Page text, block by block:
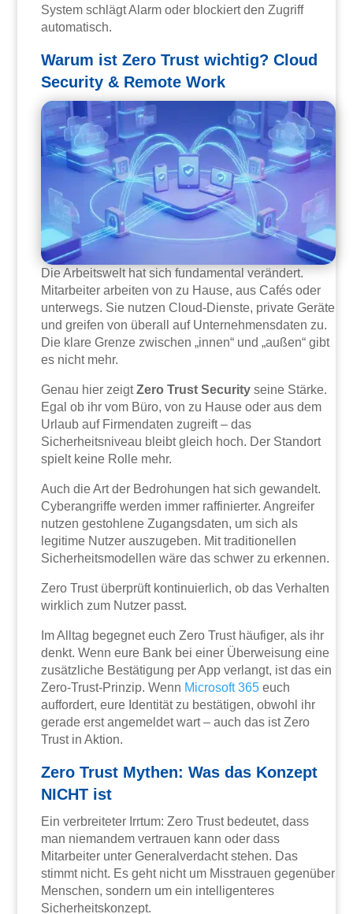
System schlägt Alarm oder blockiert den Zugriff
automatisch.
Warum ist Zero Trust wichtig? Cloud
Security & Remote Work
Die Arbeitswelt hat sich fundamental verändert.
Mitarbeiter arbeiten von zu Hause, aus Cafés oder
unterwegs. Sie nutzen Cloud-Dienste, private Geräte
und greifen von überall auf Unternehmensdaten zu.
Die klare Grenze zwischen „innen“ und „außen“ gibt
es nicht mehr.
Genau hier zeigtZero Trust Security seine Stärke.
Egal ob ihr vom Büro, von zu Hause oder aus dem
Urlaub auf Firmendaten zugreift – das
Sicherheitsniveau bleibt gleich hoch. Der Standort
spielt keine Rolle mehr.
Auch die Art der Bedrohungen hat sich gewandelt.
Cyberangriffe werden immer raffinierter. Angreifer
nutzen gestohlene Zugangsdaten, um sich als
legitime Nutzer auszugeben. Mit traditionellen
Sicherheitsmodellen wäre das schwer zu erkennen.
Zero Trust überprüft kontinuierlich, ob das Verhalten
wirklich zum Nutzer passt.
Im Alltag begegnet euch Zero Trust häufiger, als ihr
denkt. Wenn eure Bank bei einer Überweisung eine
zusätzliche Bestätigung per App verlangt, ist das ein
Zero-Trust-Prinzip. Wenn Microsoft 365 euch
auffordert, eure Identität zu bestätigen, obwohl ihr
gerade erst angemeldet wart – auch das ist Zero
Trust in Aktion.
Zero Trust Mythen: Was das Konzept
NICHT ist
Ein verbreiteter Irrtum: Zero Trust bedeutet, dass
man niemandem vertrauen kann oder dass
Mitarbeiter unter Generalverdacht stehen. Das
stimmt nicht. Es geht nicht um Misstrauen gegenüber
Menschen, sondern um ein intelligenteres
Sicherheitskonzept.